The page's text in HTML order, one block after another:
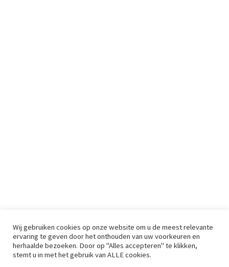
Wij gebruiken cookies op onze website om u de meest relevante
ervaring te geven door het onthouden van uw voorkeuren en
herhaalde bezoeken. Door op "Alles accepteren" te klikken,
stemt u in met het gebruik van ALLE cookies.